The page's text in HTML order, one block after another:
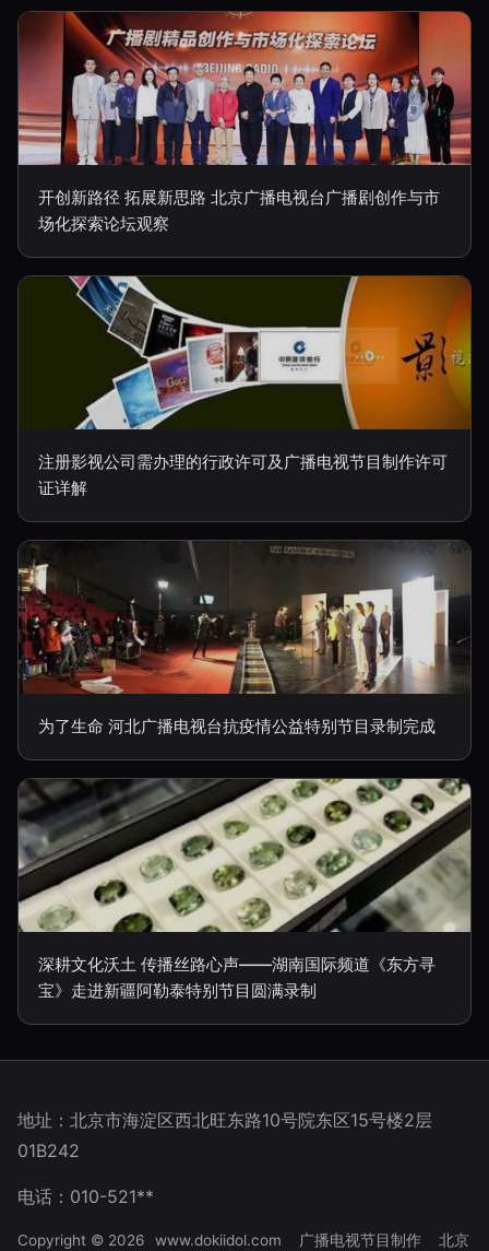
开创新路径 拓展新思路 北京广播电视台广播剧创作与市
场化探索论坛观察
注册影视公司需办理的行政许可及广播电视节目制作许可
证详解
为了生命 河北广播电视台抗疫情公益特别节目录制完成
深耕文化沃土 传播丝路心声——湖南国际频道《东方寻
宝》走进新疆阿勒泰特别节目圆满录制
地址：北京市海淀区西北旺东路10号院东区15号楼2层
01B242
电话：010-521**
Copyright © 2026 www.dokiidol.com 广播电视节目制作 北京